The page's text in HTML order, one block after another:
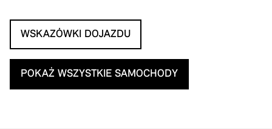
WSKAZÓWKI DOJAZDU
POKAŻ WSZYSTKIE SAMOCHODY